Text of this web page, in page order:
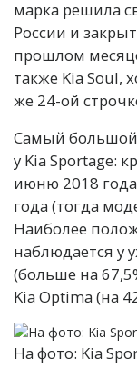
марка решила
России и
прошлом
также Kia Soul,
же 24-ой
Самый большой
у Kia Sportage:
июню 2018
года (тогда
Наиболее
наблюдается у
(больше на
Kia Optima (на
На фото: Kia